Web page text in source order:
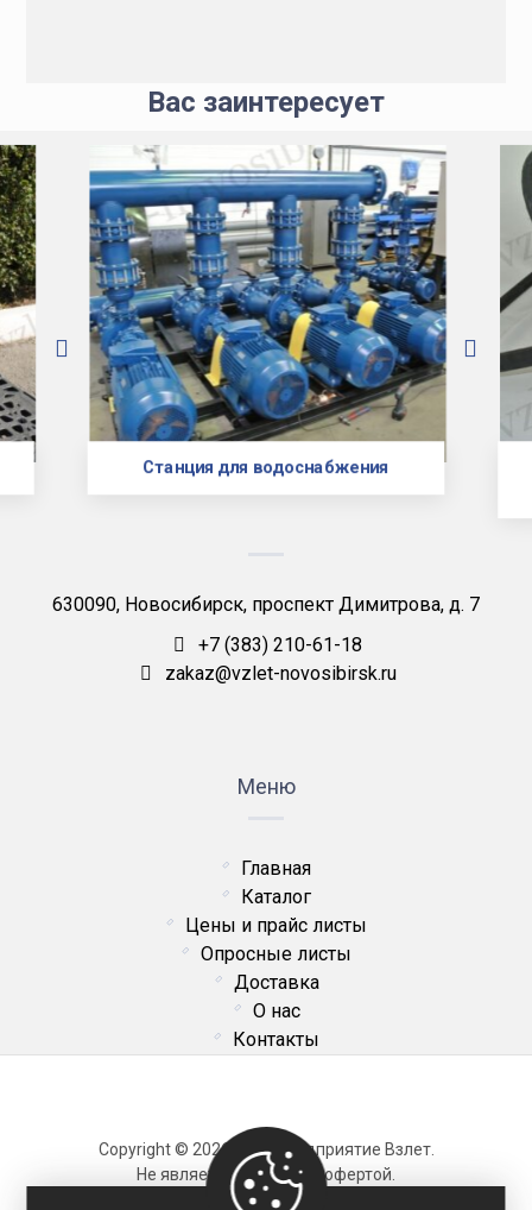
Вас заинтересует
Станция для водоснабжения
630090, Новосибирск, проспект Димитрова, д. 7
+7 (383) 210-61-18
zakaz@vzlet-novosibirsk.ru
Меню
Главная
Каталог
Цены и прайс листы
Опросные листы
Доставка
О нас
Контакты
Copyright © 2026 ОДО Предприятие Взлет.
Не является публичной офертой.
Карта сайта